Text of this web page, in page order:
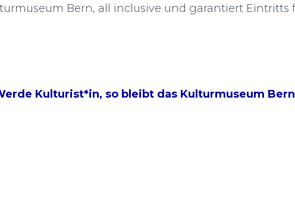
Bern, all inclusive und garantiert Eintritts
Kulturist*in, so bleibt das Kulturmuseum